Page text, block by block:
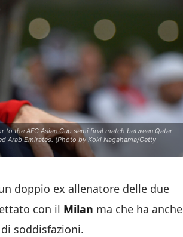
to the AFC Asian Cup semi final match between Qatar
Arab Emirates. (Photo by Koki Nagahama/Getty
doppio ex allenatore delle due
con il Milan ma che ha anche
soddisfazioni.